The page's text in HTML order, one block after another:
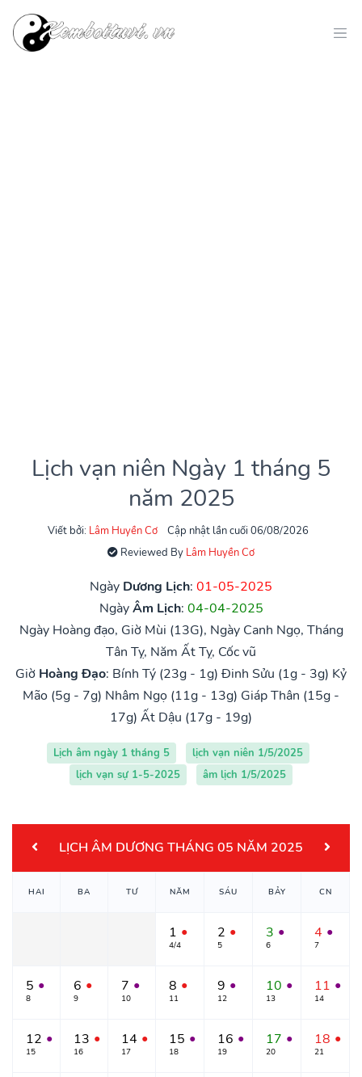
Lịch vạn niên Ngày 1 tháng 5
năm 2025
Viết bởi: Lâm Huyền Cơ
Cập nhật lần cuối 06/08/2026
Reviewed By Lâm Huyền Cơ
Ngày Dương Lịch: 01-05-2025
NgàyÂm Lịch: 04-04-2025
Ngày Hoàng đạo, Giờ Mùi (13G), Ngày Canh Ngọ, Tháng
Tân Tỵ, Năm Ất Tỵ, Cốc vũ
Giờ Hoàng Đạo: Bính Tý (23g - 1g) Đinh Sửu (1g - 3g) Kỷ
Mão (5g - 7g) Nhâm Ngọ (11g - 13g) Giáp Thân (15g -
17g) Ất Dậu (17g - 19g)
Lịch âm ngày 1 tháng 5
lịch vạn niên 1/5/2025
lịch vạn sự 1-5-2025
âm lịch 1/5/2025
LỊCH ÂM DƯƠNG THÁNG 05 NĂM 2025
HAI BA TƯ NĂM SÁU BẢY CN
1 ●
4/4
2 ●
5
3 ●
6
4 ●
7
5 ●
8
6 ●
9
7 ●
10
8 ●
11
9 ●
12
10 ●
13
11 ●
14
12 ●
15
13 ●
16
14 ●
17
15 ●
18
16 ●
19
17 ●
20
18 ●
21